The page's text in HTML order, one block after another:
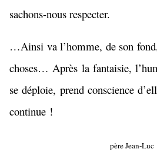
sachons-nous respecter.
…Ainsi va l’homme, de son
choses… Après la fantaisie,
se déploie, prend conscience
continue !
père Jean-Luc